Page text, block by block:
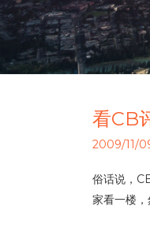
看CB
2009/11/
俗话说，
家看一楼，